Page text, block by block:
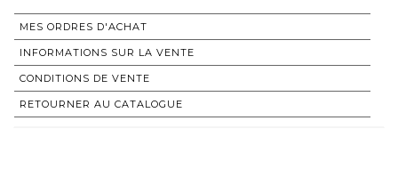
MES ORDRES D'ACHAT
INFORMATIONS SUR LA VENTE
CONDITIONS DE VENTE
RETOURNER AU CATALOGUE